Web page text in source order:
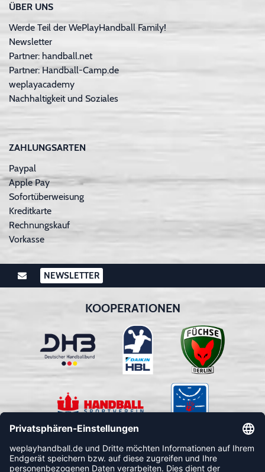
ÜBER UNS
Werde Teil der WePlayHandball Family!
Newsletter
Partner: handball.net
Partner: Handball-Camp.de
weplayacademy
Nachhaltigkeit und Soziales
ZAHLUNGSARTEN
Paypal
Apple Pay
Sofortüberweisung
Kreditkarte
Rechnungskauf
Vorkasse
NEWSLETTER
KOOPERATIONEN
FOLLOW US